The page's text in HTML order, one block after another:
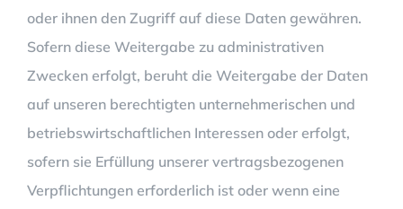
oder ihnen den Zugriff auf diese Daten gewähren.
Sofern diese Weitergabe zu administrativen
Zwecken erfolgt, beruht die Weitergabe der Daten
auf unseren berechtigten unternehmerischen und
betriebswirtschaftlichen Interessen oder erfolgt,
sofern sie Erfüllung unserer vertragsbezogenen
Verpflichtungen erforderlich ist oder wenn eine